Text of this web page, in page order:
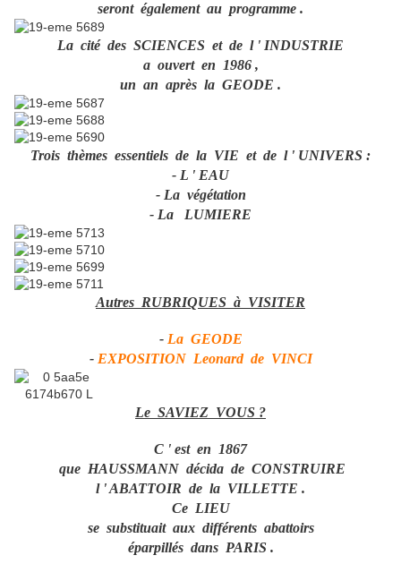
seront également au programme .
La cité des SCIENCES et de l ' INDUSTRIE
a ouvert en 1986 ,
un an après la GEODE .
Trois thèmes essentiels de la VIE et de l ' UNIVERS :
- L ' EAU
- La végétation
- La LUMIERE
Autres RUBRIQUES à VISITER
- La GEODE
- EXPOSITION Leonard de VINCI
Le SAVIEZ VOUS ?
C ' est en 1867
que HAUSSMANN décida de CONSTRUIRE
l ' ABATTOIR de la VILLETTE .
Ce LIEU
se substituait aux différents abattoirs
éparpillés dans PARIS .